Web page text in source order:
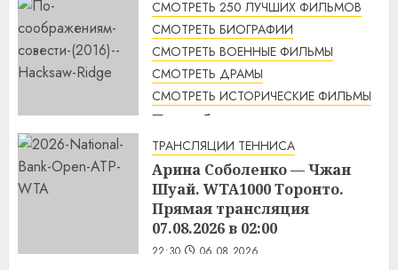
СМОТРЕТЬ 250 ЛУЧШИХ ФИЛЬМОВ
СМОТРЕТЬ БИОГРАФИИ
СМОТРЕТЬ ВОЕННЫЕ ФИЛЬМЫ
СМОТРЕТЬ ДРАМЫ
СМОТРЕТЬ ИСТОРИЧЕСКИЕ ФИЛЬМЫ
По соображениям совести
(2016) / Hacksaw Ridge
смотреть онлайн
1:12 07.08.2026
ТРАНСЛЯЦИИ ТЕННИСА
Арина Соболенко — Чжан
Шуай. WTA1000 Торонто.
Прямая трансляция
07.08.2026 в 02:00
22:30 06.08.2026